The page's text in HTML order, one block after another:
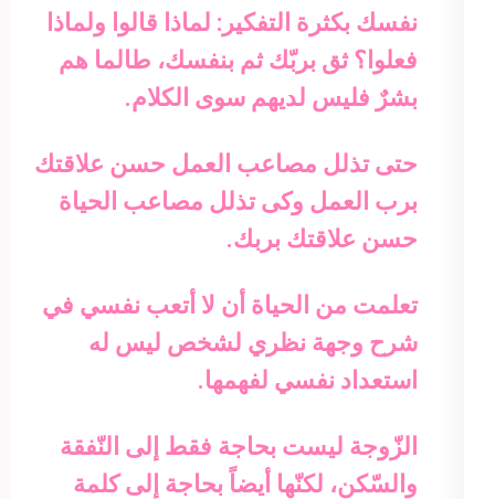
نفسك بكثرة التفكير: لماذا قالوا ولماذا
فعلوا؟ ثق بربّك ثم بنفسك، طالما هم
بشرٌ فليس لديهم سوى الكلام.
حتى تذلل مصاعب العمل حسن علاقتك
برب العمل وكى تذلل مصاعب الحياة
حسن علاقتك بربك.
تعلمت من الحياة أن لا أتعب نفسي في
شرح وجهة نظري لشخص ليس له
استعداد نفسي لفهمها.
الزّوجة ليست بحاجة فقط إلى النّفقة
والسّكن، لكنّها أيضاً بحاجة إلى كلمة